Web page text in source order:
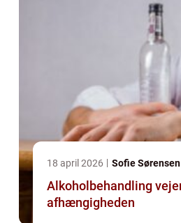
18 april 2026 Sofie Sørensen
Alkoholbehandling vejen ud af
afhængigheden